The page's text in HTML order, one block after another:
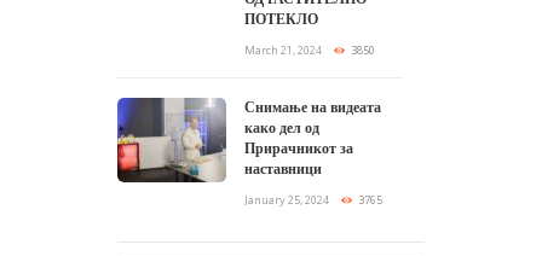
ПОТЕКЛО
March 21, 2024 3850
Снимање на видеата
како дел од
Прирачникот за
наставници
January 25, 2024 3765